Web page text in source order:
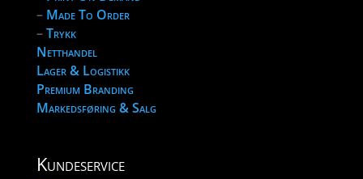
– Made To Order
–Trykk
Netthandel
Lager & Logistikk
Premium Branding
Markedsføring & Salg
Kundeservice